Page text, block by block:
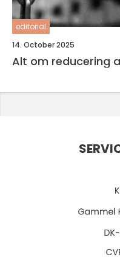
editorial
14. October 2025
Alt om reducering